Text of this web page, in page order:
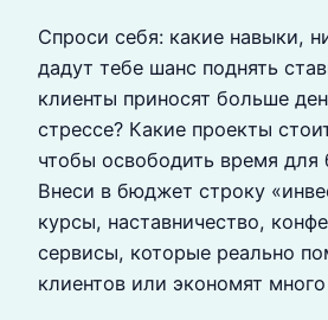
Спроси себя: какие навыки,
дадут тебе шанс поднять
клиенты приносят больше
стрессе? Какие проекты
чтобы освободить время для
Внеси в бюджет строку
курсы, наставничество,
сервисы, которые реально
клиентов или экономят